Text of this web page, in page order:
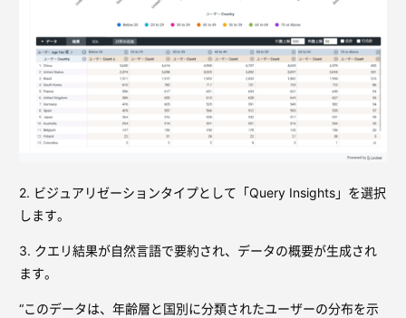
2. ビジュアリゼーションタイプとして「Query Insights」を選択
します。
3. クエリ結果が自然言語で要約され、データの概要が生成され
ます。
“このデータは、年齢層と国別に分類されたユーザーの分布を示